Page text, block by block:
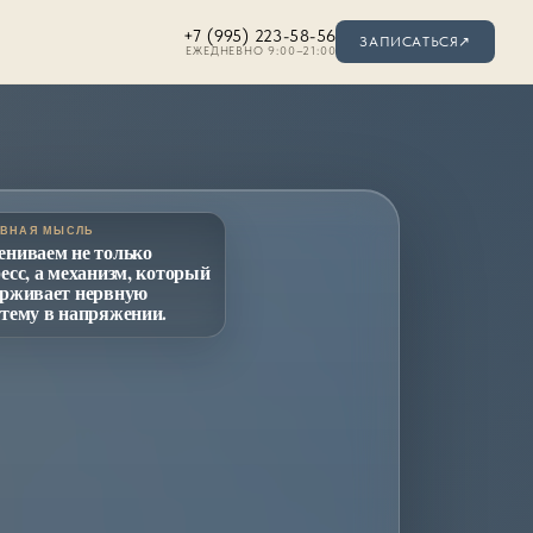
+7 (995) 223-58-56
ЕЖЕДНЕВНО 9:00–21:00 ЗАПИСАТЬСЯ ↗
выгорание
МЫСЛЬ
не только
а механизм, который
нервную
в напряжении.